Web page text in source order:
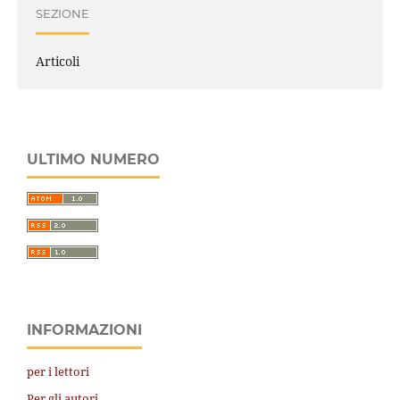
SEZIONE
Articoli
ULTIMO NUMERO
INFORMAZIONI
per i lettori